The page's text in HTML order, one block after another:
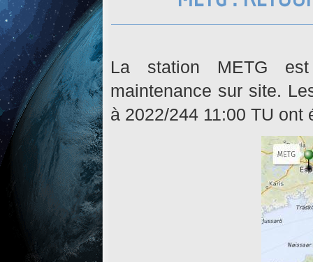
La station METG
maintenance sur site.
à 2022/244 11:00 TU ont